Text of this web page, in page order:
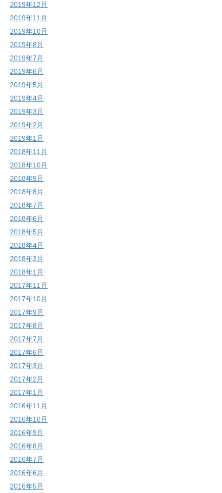
2019年12月
2019年11月
2019年10月
2019年8月
2019年7月
2019年6月
2019年5月
2019年4月
2019年3月
2019年2月
2019年1月
2018年11月
2018年10月
2018年9月
2018年8月
2018年7月
2018年6月
2018年5月
2018年4月
2018年3月
2018年1月
2017年11月
2017年10月
2017年9月
2017年8月
2017年7月
2017年6月
2017年3月
2017年2月
2017年1月
2016年11月
2016年10月
2016年9月
2016年8月
2016年7月
2016年6月
2016年5月